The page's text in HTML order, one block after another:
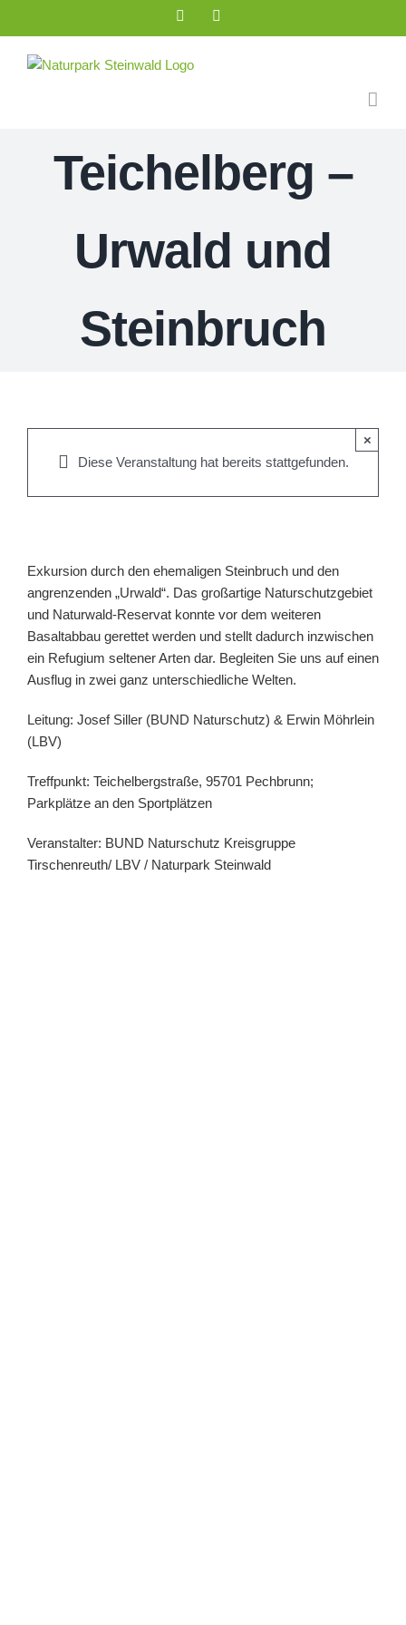
springen
Facebook
Teichelberg –
Urwald und
Steinbruch
Diese Veranstaltung hat bereits stattgefunden.
×
Exkursion durch den ehemaligen Steinbruch und den
angrenzenden „Urwald“. Das großartige Naturschutzgebiet
und Naturwald-Reservat konnte vor dem weiteren
Basaltabbau gerettet werden und stellt dadurch inzwischen
ein Refugium seltener Arten dar. Begleiten Sie uns auf einen
Ausflug in zwei ganz unterschiedliche Welten.
Leitung: Josef Siller (BUND Naturschutz) & Erwin Möhrlein
(LBV)
Treffpunkt: Teichelbergstraße, 95701 Pechbrunn;
Parkplätze an den Sportplätzen
Veranstalter: BUND Naturschutz Kreisgruppe
Tirschenreuth/ LBV / Naturpark Steinwald